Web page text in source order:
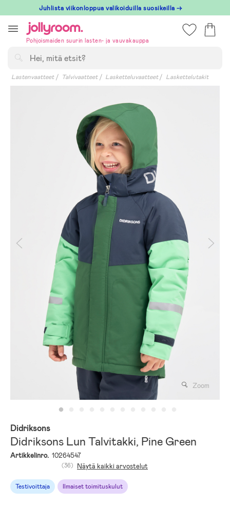
till
innehållet
Juhlista viikonloppua valikoiduilla suosikeilla →
Pohjoismaiden suurin lasten- ja vauvakauppa
Lastenvaatteet Talvivaatteet Lasketteluvaatteet Laskettelutakit
Zoom
Didriksons
Didriksons Lun Talvitakki, Pine Green
Artikkelinro. 10264547
Testivoittaja Ilmaiset toimituskulut
(36) Näytä kaikki arvostelut